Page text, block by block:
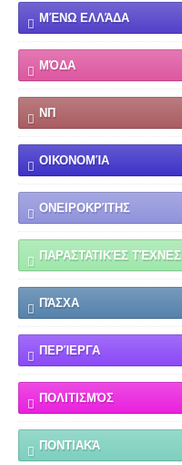
ΜΈΝΩ ΕΛΛΆΔΑ
ΜΌΔΑ
ΝΠ
ΟΙΚΟΝΟΜΊΑ
ΟΝΕΙΡΟΚΡΊΤΗΣ
ΠΑΡΑΣΤΑΤΙΚΈΣ ΤΈΧΝΕΣ
ΠΆΣΧΑ
ΠΕΡΊΕΡΓΑ
ΠΟΛΙΤΙΣΜΌΣ
ΠΟΝΤΙΑΚΆ